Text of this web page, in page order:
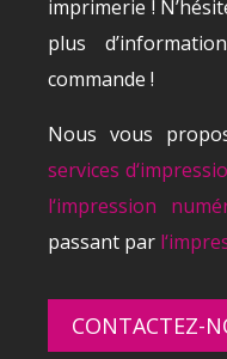
imprimerie !
plus
commande !
Nous vous
services d‘imp
l‘impression numé
passant par l‘imp
CONTACTEZ-